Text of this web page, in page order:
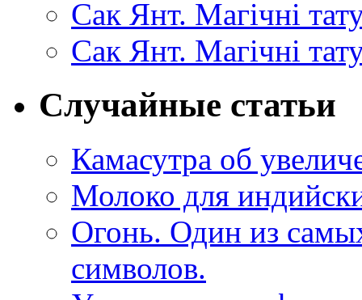
Сак Янт. Магічні
Сак Янт. Магічні
Случайные статьи
Камасутра об
Молоко для
Огонь. Один из
символов.